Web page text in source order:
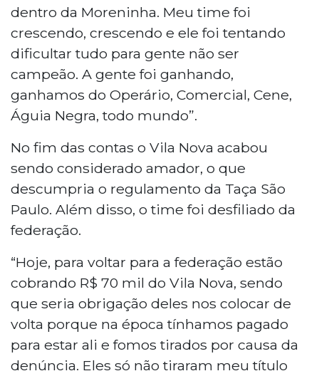
dentro da Moreninha. Meu time foi
crescendo, crescendo e ele foi tentando
dificultar tudo para gente não ser
campeão. A gente foi ganhando,
ganhamos do Operário, Comercial, Cene,
Águia Negra, todo mundo”.
No fim das contas o Vila Nova acabou
sendo considerado amador, o que
descumpria o regulamento da Taça São
Paulo. Além disso, o time foi desfiliado da
federação.
“Hoje, para voltar para a federação estão
cobrando R$ 70 mil do Vila Nova, sendo
que seria obrigação deles nos colocar de
volta porque na época tínhamos pagado
para estar ali e fomos tirados por causa da
denúncia. Eles só não tiraram meu título